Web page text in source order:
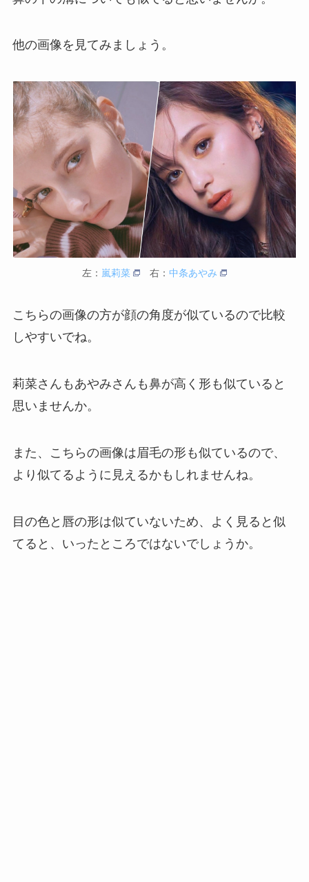
他の画像を見てみましょう。
左： 嵐莉菜 右： 中条あやみ
こちらの画像の方が顔の角度が似ているので比較
しやすいでね。
莉菜さんもあやみさんも鼻が高く形も似ていると
思いませんか。
また、こちらの画像は眉毛の形も似ているので、
より似てるように見えるかもしれませんね。
目の色と唇の形は似ていないため、よく見ると似
てると、いったところではないでしょうか。